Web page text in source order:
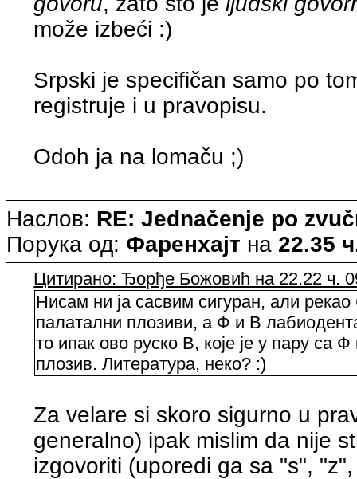
može izbeći :)
Srpski je specifičan samo po
registruje i u pravopisu.
Odoh ja na lomaču ;)
Наслов: RE: Jednačenje po
Порука од: Фаренхајт на 22.35
Цитирано: Ђорђе Божовић на 22.22 ч.
Нисам ни ја сасвим сигуран, али
палатални плозиви, а Ф и В
то ипак ово руско В, које је у пару са
плозив. Литература, неко? :)
Za velare si skoro sigurno u
generalno) ipak mislim da nije
izgovoriti (uporedi ga sa "s",